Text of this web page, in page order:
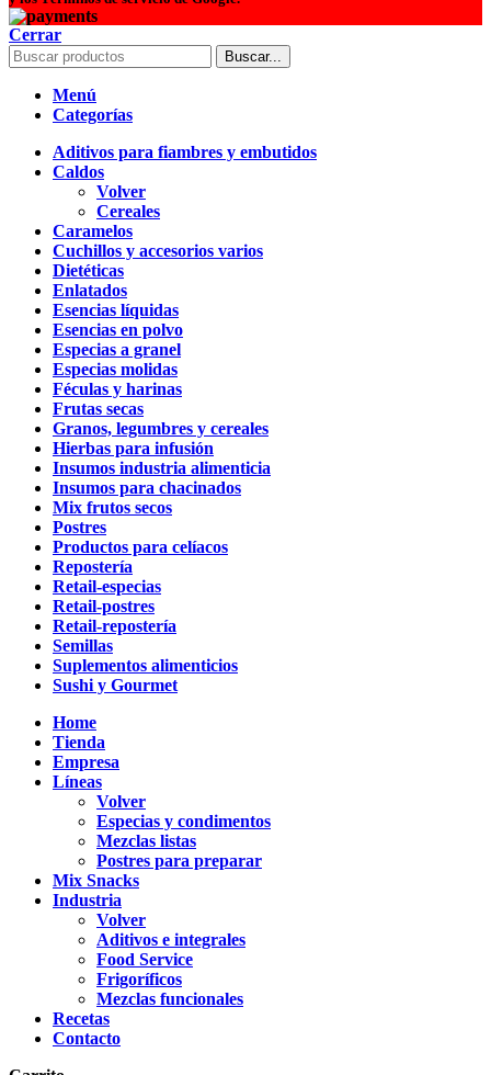
Cerrar
Buscar...
Menú
Categorías
Aditivos para fiambres y embutidos
Caldos
Volver
Cereales
Caramelos
Cuchillos y accesorios varios
Dietéticas
Enlatados
Esencias líquidas
Esencias en polvo
Especias a granel
Especias molidas
Féculas y harinas
Frutas secas
Granos, legumbres y cereales
Hierbas para infusión
Insumos industria alimenticia
Insumos para chacinados
Mix frutos secos
Postres
Productos para celíacos
Repostería
Retail-especias
Retail-postres
Retail-repostería
Semillas
Suplementos alimenticios
Sushi y Gourmet
Home
Tienda
Empresa
Líneas
Volver
Especias y condimentos
Mezclas listas
Postres para preparar
Mix Snacks
Industria
Volver
Aditivos e integrales
Food Service
Frigoríficos
Mezclas funcionales
Recetas
Contacto